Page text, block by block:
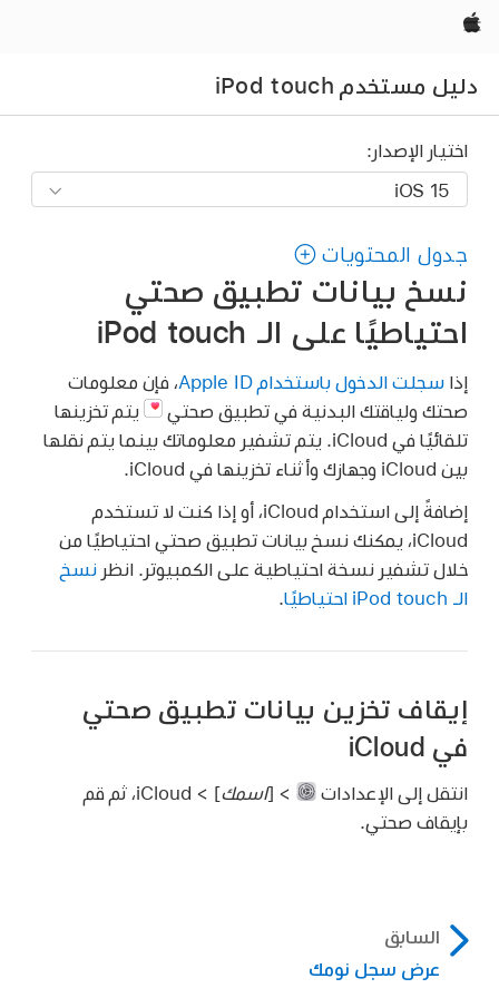
Apple‏
دليل مستخدم iPod touch
اختيار الإصدار:
جدول المحتويات
نسخ بيانات تطبيق صحتي
احتياطيًا على الـ iPod touch
إذا سجلت الدخول باستخدام Apple ID
، فإن معلومات
صحتك ولياقتك البدنية في تطبيق صحتي
يتم تخزينها
تلقائيًا في iCloud. يتم تشفير معلوماتك بينما يتم نقلها
بين iCloud وجهازك وأثناء تخزينها في iCloud.
إضافةً إلى استخدام iCloud، أو إذا كنت لا تستخدم
iCloud، يمكنك نسخ بيانات تطبيق صحتي احتياطيًا من
خلال تشفير نسخة احتياطية على الكمبيوتر. انظر نسخ
الـ iPod touch احتياطيًا
إيقاف تخزين بيانات تطبيق صحتي
في iCloud
انتقل إلى الإعدادات > [اسمك
] > iCloud، ثم قم
بإيقاف صحتي.
السابق
عرض سجل نومك